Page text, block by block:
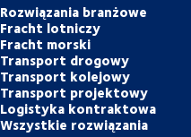
Rozwiązania branżowe
Fracht lotniczy
Fracht morski
Transport drogowy
Transport kolejowy
Transport projektowy
Logistyka kontraktowa
Wszystkie rozwiązania